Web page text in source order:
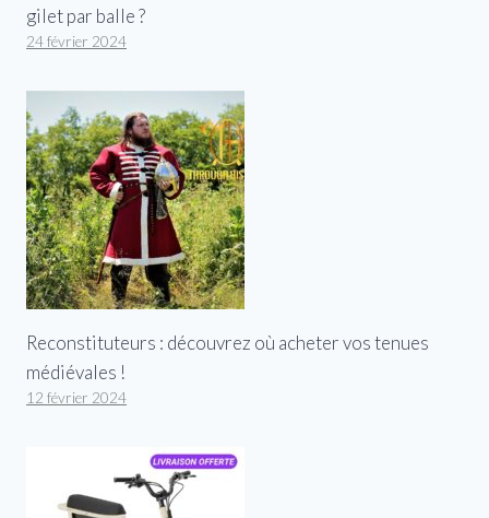
gilet par balle ?
24 février 2024
Reconstituteurs : découvrez où acheter vos tenues
médiévales !
12 février 2024